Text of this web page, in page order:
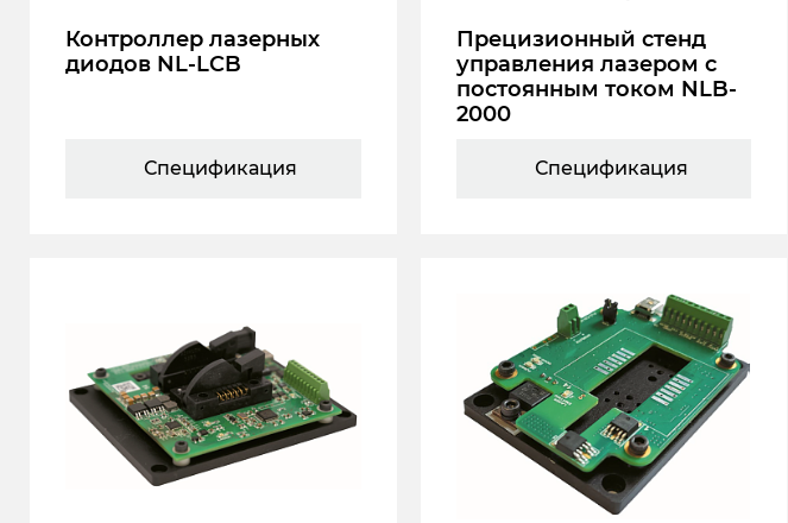
Контроллер лазерных
диодов NL-LCB
Спецификация
Прецизионный стенд
управления лазером с
постоянным током NLB-
2000
Спецификация